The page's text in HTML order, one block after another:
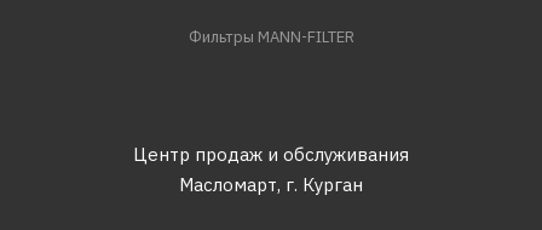
Фильтры MANN-FILTER
Центр продаж и обслуживания
Масломарт, г. Курган